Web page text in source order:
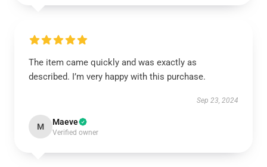
The item came quickly and was exactly as
described. I’m very happy with this purchase.
Sep 23, 2024
M Maeve
Verified owner